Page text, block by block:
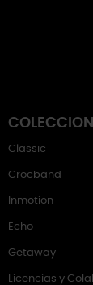
Classic
Crocband
Inmotion
Echo
Getaway
Licencias y